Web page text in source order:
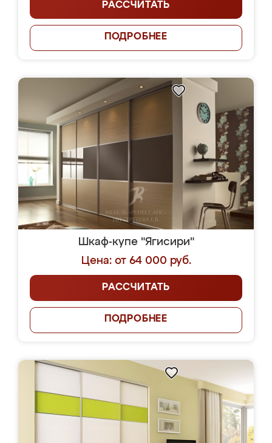
РАССЧИТАТЬ
ПОДРОБНЕЕ
Шкаф-купе "Ягисири"
Цена: от 64 000 руб.
РАССЧИТАТЬ
ПОДРОБНЕЕ